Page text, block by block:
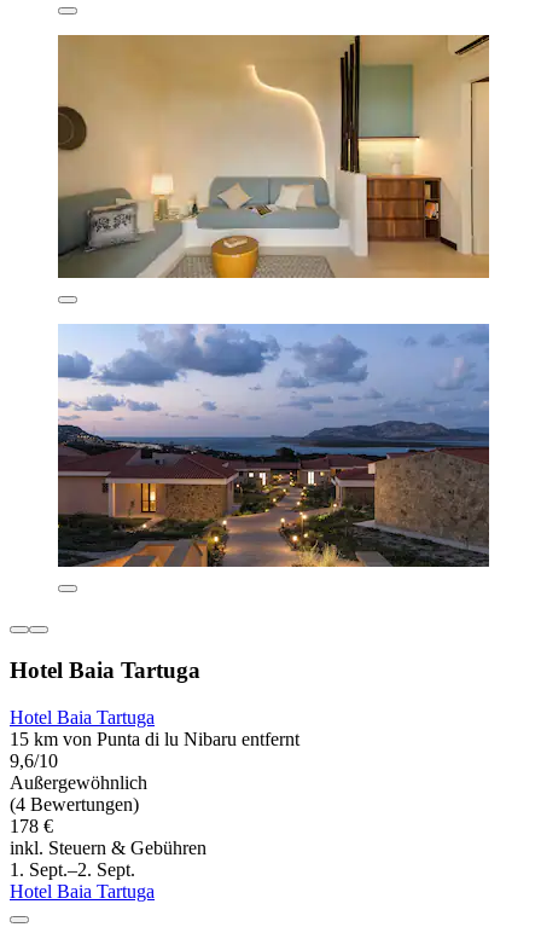
Hotel Baia Tartuga
Hotel Baia Tartuga
15 km von Punta di lu Nibaru entfernt
9,6/10
Außergewöhnlich
(4 Bewertungen)
178 €
inkl. Steuern & Gebühren
1. Sept.–2. Sept.
Hotel Baia Tartuga